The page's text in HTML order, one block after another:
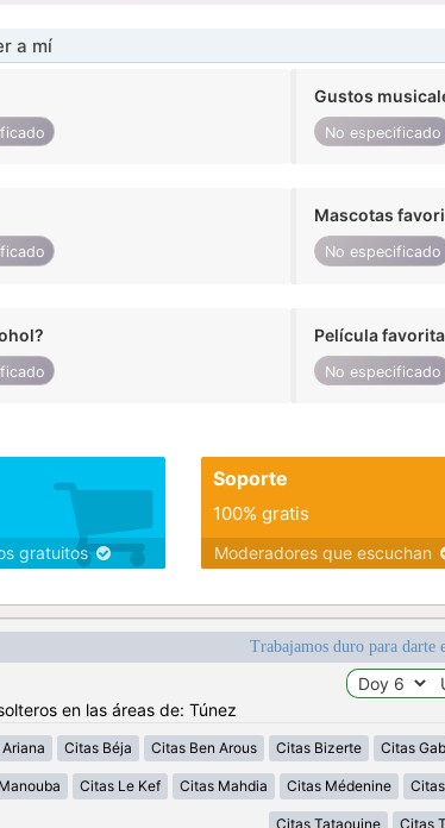
a mí
Gustos
No especificado
Mascotas
No especificado
Película favorita
No especificado
gratuitos
Soporte
100% gratis
Moderadores que escuchan
Trabajamos duro para
en las áreas de: Túnez
Citas Béja Citas Ben Arous Citas Bizerte Citas
Citas Le Kef Citas Mahdia Citas Médenine
Citas Tataouine Citas